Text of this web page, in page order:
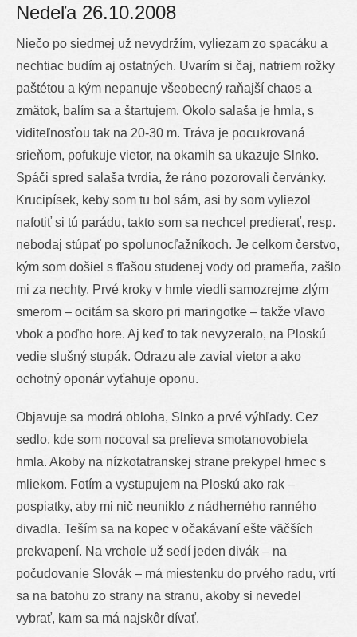
Nedeľa 26.10.2008
Niečo po siedmej už nevydržím, vyliezam zo spacáku a
nechtiac budím aj ostatných. Uvarím si čaj, natriem rožky
paštétou a kým nepanuje všeobecný raňajší chaos a
zmätok, balím sa a štartujem. Okolo salaša je hmla, s
viditeľnosťou tak na 20-30 m. Tráva je pocukrovaná
srieňom, pofukuje vietor, na okamih sa ukazuje Slnko.
Spáči spred salaša tvrdia, že ráno pozorovali červánky.
Krucipísek, keby som tu bol sám, asi by som vyliezol
nafotiť si tú parádu, takto som sa nechcel predierať, resp.
nebodaj stúpať po spolunocľažníkoch. Je celkom čerstvo,
kým som došiel s fľašou studenej vody od prameňa, zašlo
mi za nechty. Prvé kroky v hmle viedli samozrejme zlým
smerom – ocitám sa skoro pri maringotke – takže vľavo
vbok a poďho hore. Aj keď to tak nevyzeralo, na Ploskú
vedie slušný stupák. Odrazu ale zavial vietor a ako
ochotný oponár vyťahuje oponu.
Objavuje sa modrá obloha, Slnko a prvé výhľady. Cez
sedlo, kde som nocoval sa prelieva smotanovobiela
hmla. Akoby na nízkotatranskej strane prekypel hrnec s
mliekom. Fotím a vystupujem na Ploskú ako rak –
pospiatky, aby mi nič neuniklo z nádherného ranného
divadla. Teším sa na kopec v očakávaní ešte väčších
prekvapení. Na vrchole už sedí jeden divák – na
počudovanie Slovák – má miestenku do prvého radu, vrtí
sa na batohu zo strany na stranu, akoby si nevedel
vybrať, kam sa má najskôr dívať.